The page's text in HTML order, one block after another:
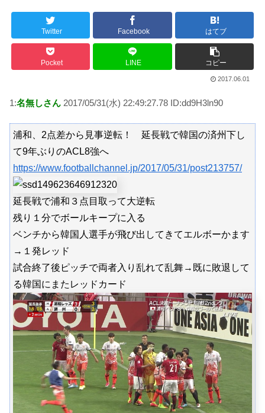
Twitter Facebook はてブ
Pocket LINE コピー
2017.06.01
1:名無しさん 2017/05/31(水) 22:49:27.78 ID:dd9H3ln90
浦和、2点差から見事逆転！ 延長戦で韓国の済州下し
て9年ぶりのACL8強へ
https://www.footballchannel.jp/2017/05/31/post213757/
延長戦で浦和３点目取って大逆転
残り１分でボールキープに入る
ベンチから韓国人選手が飛び出してきてエルボーかます
→１発レッド
試合終了後ピッチで両者入り乱れて乱舞→既に敗退して
る韓国にまたレッドカード